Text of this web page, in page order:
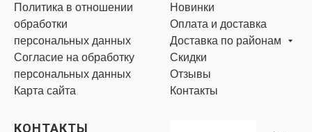
Политика в отношении
обработки
персональных данных
Согласие на обработку
персональных данных
Карта сайта
Новинки
Оплата и доставка
Доставка по районам
Скидки
Отзывы
Контакты
КОНТАКТЫ